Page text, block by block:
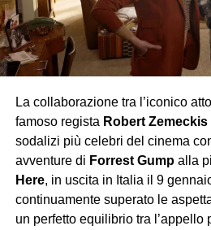
La collaborazione tra l’iconico
famoso regista Robert Zemeckis
sodalizi più celebri del cinema
avventure di Forrest Gumpalla
Here, in uscita in Italia il 9
continuamente superato le
un perfetto equilibrio tra l’appello